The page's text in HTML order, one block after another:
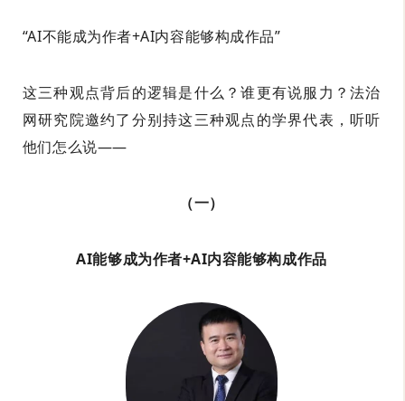
“AI不能成为作者+AI内容能够构成作品”
这三种观点背后的逻辑是什么？谁更有说服力？法治
网研究院邀约了分别持这三种观点的学界代表，听听
他们怎么说——
（一）
AI能够成为作者+AI内容能够构成作品